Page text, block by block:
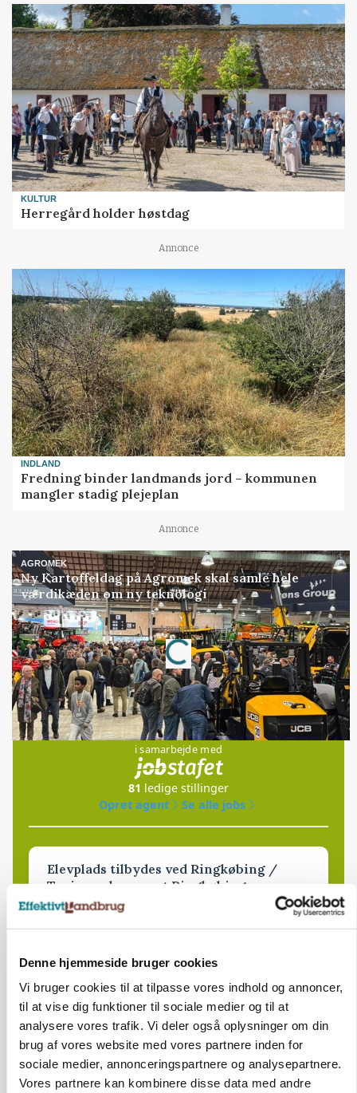
Denne hjemmeside bruger cookies
Vi bruger cookies til at tilpasse vores indhold og annoncer,
til at vise dig funktioner til sociale medier og til at
analysere vores trafik. Vi deler også oplysninger om din
brug af vores website med vores partnere inden for
sociale medier, annonceringspartnere og analysepartnere.
Vores partnere kan kombinere disse data med andre
KULTUR
Herregård holder høstdag
Annonce
INDLAND
Fredning binder landmands jord – kommunen
mangler stadig plejeplan
Annonce
AGROMEK
Ny Kartoffeldag på Agromek skal samle hele
værdikæden om ny teknologi
Annonce
Loading...
Jobs
i samarbejde med
81 ledige stillinger
Opret agent
Se alle jobs
Elevplads tilbydes ved Ringkøbing /
Trainee placement Ringkøbing
Grise
Rørlægger / håndmand søges til
dræn/entreprenørarbejde.
Anlæg Kloak